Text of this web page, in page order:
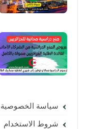
سياسة الخصوصية
شروط الاستخدام